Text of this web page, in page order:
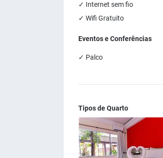
✓ Internet sem fio
✓ Wifi Gratuito
Eventos e Conferências
✓ Palco
Tipos de Quarto